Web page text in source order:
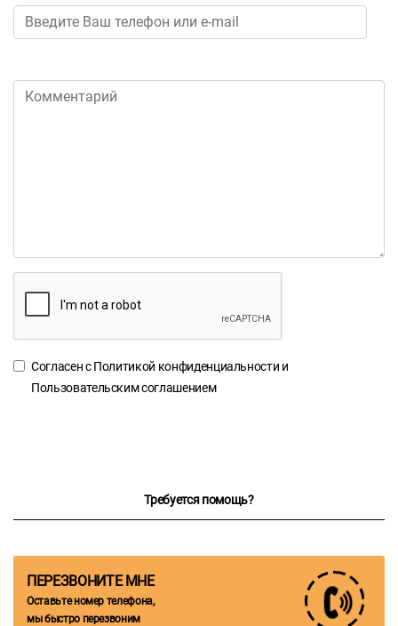
Согласен сПолитикой конфиденциальности и
Пользовательским соглашением
Требуется помощь?
ПЕРЕЗВОНИТЕ МНЕ
Оставьте номер телефона,
мы быстро перезвоним